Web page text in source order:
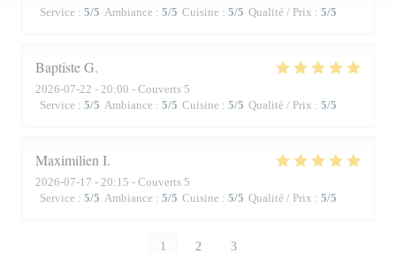
Service : 5/5 Ambiance : 5/5 Cuisine : 5/5 Qualité / Prix : 5/5
BaptisteG
2026-07-22 - 20:00 - Couverts 5
Service : 5/5 Ambiance : 5/5 Cuisine : 5/5 Qualité / Prix : 5/5
Maximilien I
2026-07-17 - 20:15 - Couverts 5
Service : 5/5 Ambiance : 5/5 Cuisine : 5/5 Qualité / Prix : 5/5
1 2 3